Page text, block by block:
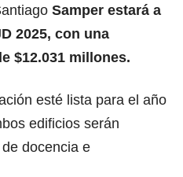
Samper estará a
2025, con una
$12.031 millones.
esté lista para el año
edificios serán
docencia e